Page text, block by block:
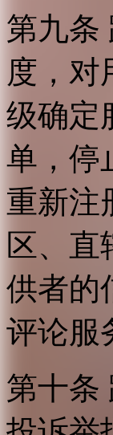
第九条
度，对
级确定
单，停
重新注
区、直
供者的
评论服
第十条